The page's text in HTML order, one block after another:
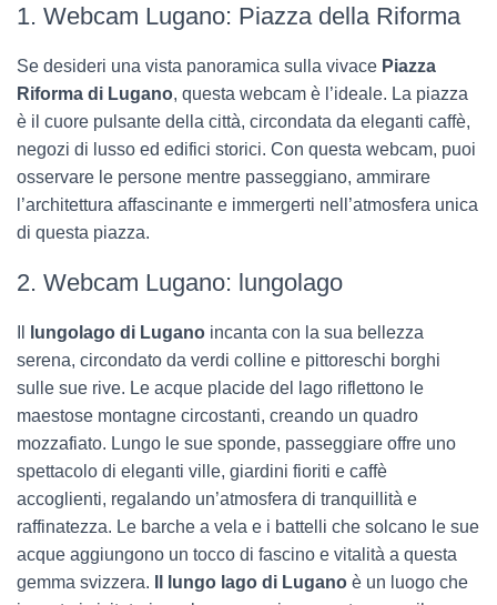
1. Webcam Lugano: Piazza della Riforma
Se desideri una vista panoramica sulla vivace Piazza
Riforma di Lugano, questa webcam è l’ideale. La piazza
è il cuore pulsante della città, circondata da eleganti caffè,
negozi di lusso ed edifici storici. Con questa webcam, puoi
osservare le persone mentre passeggiano, ammirare
l’architettura affascinante e immergerti nell’atmosfera unica
di questa piazza.
2. Webcam Lugano: lungolago
lungolago di Lugano incanta con la sua bellezza
serena, circondato da verdi colline e pittoreschi borghi
sulle sue rive. Le acque placide del lago riflettono le
maestose montagne circostanti, creando un quadro
mozzafiato. Lungo le sue sponde, passeggiare offre uno
spettacolo di eleganti ville, giardini fioriti e caffè
accoglienti, regalando un’atmosfera di tranquillità e
raffinatezza. Le barche a vela e i battelli che solcano le sue
acque aggiungono un tocco di fascino e vitalità a questa
gemma svizzera.
Il lungo lago di Lugano è un luogo che